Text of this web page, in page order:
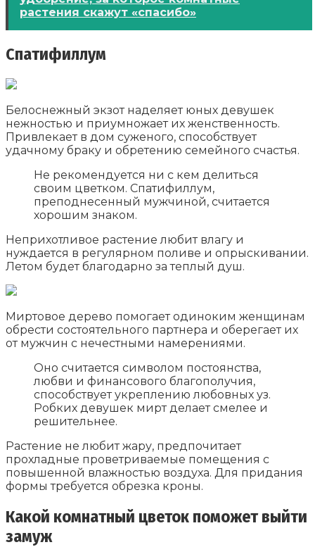
растения скажут «спасибо»
Спатифиллум
Белоснежный экзот наделяет юных девушек
нежностью и приумножает их женственность.
Привлекает в дом суженого, способствует
удачному браку и обретению семейного счастья.
Не рекомендуется ни с кем делиться
своим цветком. Спатифиллум,
преподнесенный мужчиной, считается
хорошим знаком.
Неприхотливое растение любит влагу и
нуждается в регулярном поливе и опрыскивании.
Летом будет благодарно за теплый душ.
Миртовое дерево помогает одиноким женщинам
обрести состоятельного партнера и оберегает их
от мужчин с нечестными намерениями.
Оно считается символом постоянства,
любви и финансового благополучия,
способствует укреплению любовных уз.
Робких девушек мирт делает смелее и
решительнее.
Растение не любит жару, предпочитает
прохладные проветриваемые помещения с
повышенной влажностью воздуха. Для придания
формы требуется обрезка кроны.
Какой комнатный цветок поможет выйти
замуж